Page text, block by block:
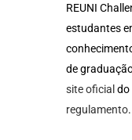
REUNI
estudantes
de
site oficial do
regulamento.